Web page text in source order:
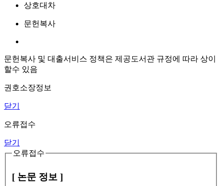
상호대차
문헌복사
문헌복사 및 대출서비스 정책은 제공도서관 규정에 따라 상이
할수 있음
권호소장정보
닫기
오류접수
닫기
오류접수
[ 논문 정보 ]